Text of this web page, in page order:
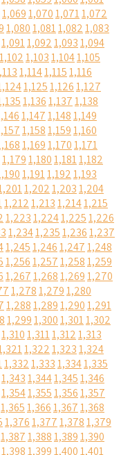
1,0691,0701,0711,072
1,0801,0811,0821,083
1,0911,0921,0931,094
1,1021,1031,1041,105
1,1141,1151,116
1,1251,1261,127
1,1361,1371,138
1,1471,1481,149
1,1581,1591,160
1,1691,1701,171
1,1791,1801,1811,182
1,1911,1921,193
1,2021,2031,204
1,2121,2131,2141,215
1,2231,2241,2251,226
1,2341,2351,2361,237
1,2451,2461,2471,248
1,2561,2571,2581,259
1,2671,2681,2691,270
1,2781,2791,280
1,2881,2891,2901,291
1,2991,3001,3011,302
1,3101,3111,3121,313
1,3221,3231,324
1,3321,3331,3341,335
1,3431,3441,3451,346
1,3541,3551,3561,357
1,3651,3661,3671,368
1,3761,3771,3781,379
1,3871,3881,3891,390
1,3981,3991,4001,401